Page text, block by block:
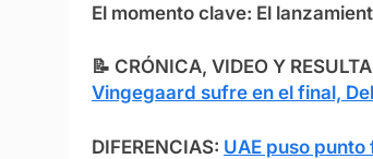
El momento clave: El
📝 CRÓNICA, VIDEO Y
Vingegaard sufre en el final,
DIFERENCIAS: UAE puso